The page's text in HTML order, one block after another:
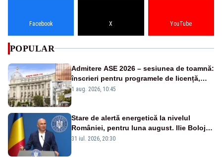
Facebook X YouTube
POPULAR
Admitere ASE 2026 – sesiunea de toamnă:
înscrieri pentru programele de licență,
masterat și doctorat
1 aug. 2026, 10:45
Stare de alertă energetică la nivelul
României, pentru luna august. Ilie Bolojan
a anunțat importuri și posibile restricții –
31 iul. 2026, 20:30